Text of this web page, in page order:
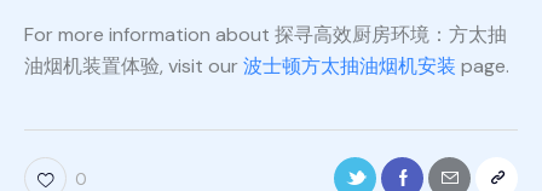
For more information about 探寻高效厨房环境：方太抽
油烟机装置体验, visit our波士顿方太抽油烟机安装 page.
0